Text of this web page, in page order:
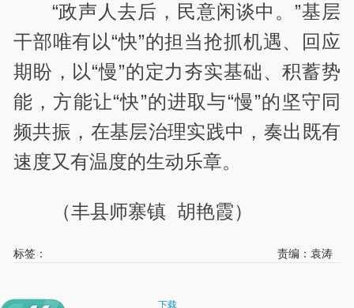
“政声人去后，民意闲谈中。”基层
干部唯有以“快”的担当抢抓机遇、回应
期盼，以“慢”的定力夯实基础、积蓄势
能，方能让“快”的进取与“慢”的坚守同
频共振，在基层治理实践中，奏出既有
速度又有温度的生动乐章。
（丰县师寨镇 胡艳霞）
标签： 责编：袁涛
下载